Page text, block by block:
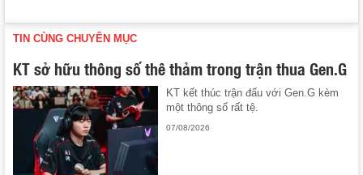
TIN CÙNG CHUYÊN MỤC
KT sở hữu thông số thê thảm trong trận thua Gen.G
KT kết thúc trận đấu với Gen.G kèm
một thông số rất tệ.
07/08/2026